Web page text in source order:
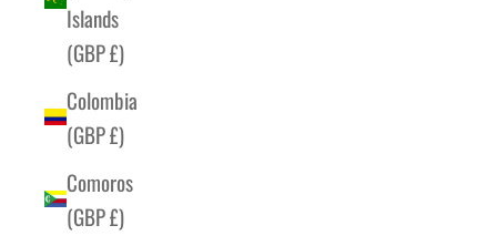
Islands
(GBP £)
Colombia
(GBP £)
Comoros
(GBP £)